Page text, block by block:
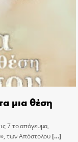
μια θέση
7 το απόγευμα,
των Απόστολου[…]